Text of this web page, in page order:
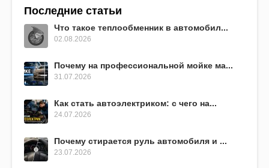
Последние статьи
Что такое теплообменник в автомобил...
02.08.2026
Почему на профессиональной мойке ма...
31.07.2026
Как стать автоэлектриком: с чего на...
24.07.2026
Почему стирается руль автомобиля и ...
23.07.2026